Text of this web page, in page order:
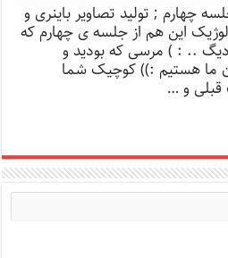
چهارم ; تولید تصاویر باینری و
این هم از جلسه ی چهارم که
دیگ .. : ) مرسی که بودید و
ما هستیم :‌)) کوچیک شما
و …